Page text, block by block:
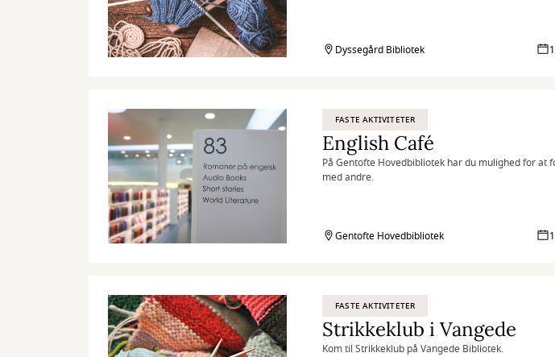
Dyssegård Bibliotek
FASTE AKTIVITETER
English Café
På Gentofte Hovedbibliotek har du mulighed for at
med andre.
Gentofte Hovedbibliotek
FASTE AKTIVITETER
Strikkeklub i Vangede
Kom til Strikkeklub på Vangede Bibliotek.